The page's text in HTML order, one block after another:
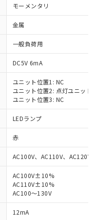
モーメンタリ
金属
一般負荷用
DC5V 6mA
ユニット位置1: NC
ユニット位置2: 点灯ユニット
ユニット位置3: NC
LEDランプ
赤
AC100V、AC110V、AC120V
AC100V±10%
AC110V±10%
AC100～130V
12mA
令（10物質）の
供可能な商品で